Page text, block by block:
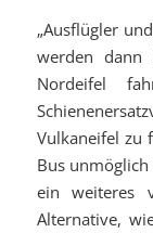
„Ausflügler
werden
Nordeifel
Vulkaneifel zu
Bus
ein weiteres
Alternative,